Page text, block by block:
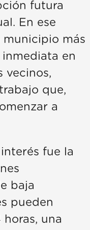
futura
En ese
municipio más
en
vecinos,
que,
a
fue la
baja
pueden
horas, una